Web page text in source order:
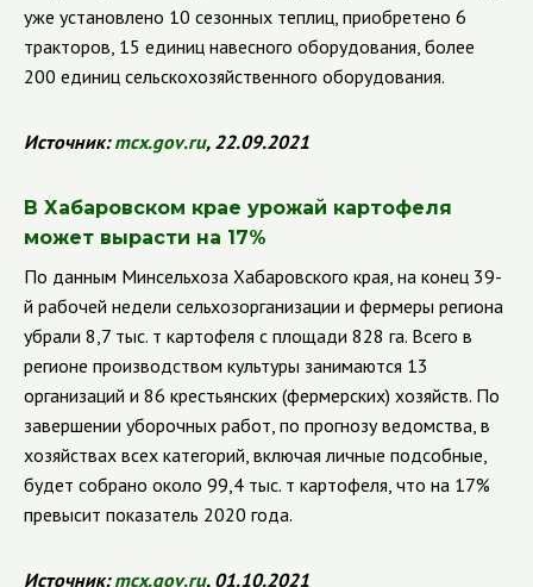
уже установлено 10 сезонных теплиц, приобретено 6
тракторов, 15 единиц навесного оборудования, более
200 единиц сельскохозяйственного оборудования.
Источник:mcx.gov.ru, 22.09.2021
В Хабаровском крае урожай картофеля
может вырасти на 17%
По данным Минсельхоза Хабаровского края, на конец 39-
й рабочей недели сельхозорганизации и фермеры региона
убрали 8,7 тыс. т картофеля с площади 828 га. Всего в
регионе производством культуры занимаются 13
организаций и 86 крестьянских (фермерских) хозяйств. По
завершении уборочных работ, по прогнозу ведомства, в
хозяйствах всех категорий, включая личные подсобные,
будет собрано около 99,4 тыс. т картофеля, что на 17%
превысит показатель 2020 года.
Источник:mcx.gov.ru, 01.10.2021